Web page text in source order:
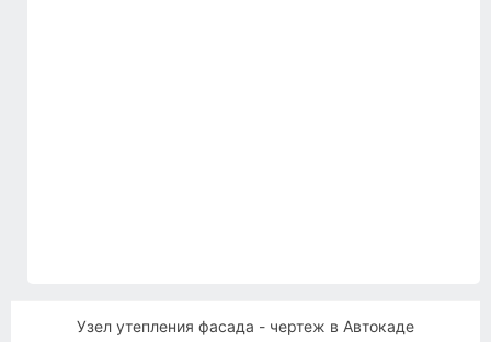
Узел утепления фасада - чертеж в Автокаде